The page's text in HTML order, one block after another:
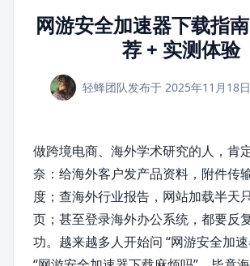
网游安全加速器下载指
荐 + 实测体验
轻蜂团队发布于 2025年11月18日
做跨境电商、海外学术研究的人，肯
奈：给海外客户发产品资料，附件传
度；查海外行业报告，网站加载半天
页；甚至登录海外办公系统，都要反
功。越来越多人开始问 “网游安全加